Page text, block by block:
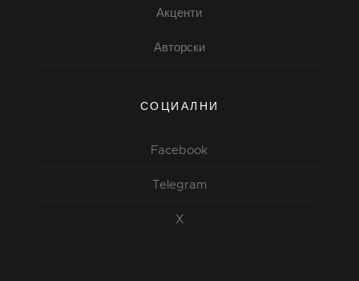
Акценти
Авторски
СОЦИАЛНИ
Facebook
Telegram
X